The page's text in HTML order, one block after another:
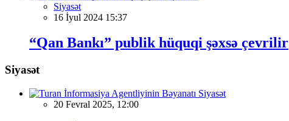
Siyasət
16 İyul 2024 15:37
“Qan Bankı” publik hüquqi şəxsə çevrilir
Siyasət
Siyasət
20 Fevral 2025, 12:00